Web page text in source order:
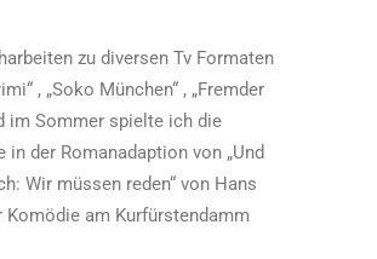
zu diversen Tv Formaten
, „Soko München“ , „Fremder
im Sommer spielte ich die
in der Romanadaption von „Und
Wir müssen reden“ von Hans
Komödie am Kurfürstendamm